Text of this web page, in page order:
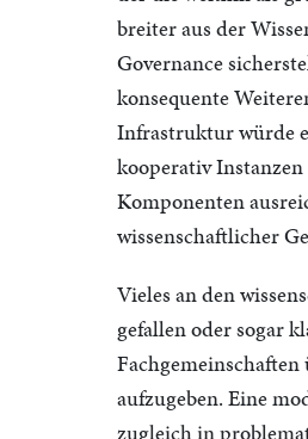
breiter aus der
Governance
konsequente
Infrastruktur würde
kooperativ
Komponenten
wissenschaftlicher
Vieles an den
gefallen oder sogar
aufzugeben. Eine
zugleich in